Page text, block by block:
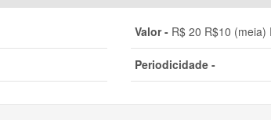
Valor -R$ 20 R$10 (meia)
Periodicidade -